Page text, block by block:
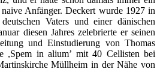
Anfänger. Deckert wurde 1927 in
Vaters und einer dänischen
diesen Jahres zelebrierte er seinen
und Einstudierung von Thomas
,Spem in alium’ mit 40 Cellisten bei
Müllheim in der Nähe von